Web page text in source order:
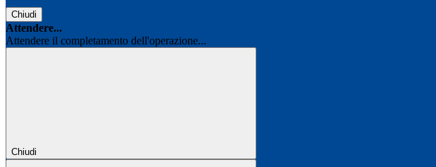
Chiudi
Attendere...
Attendere il completamento dell'operazione...
Chiudi